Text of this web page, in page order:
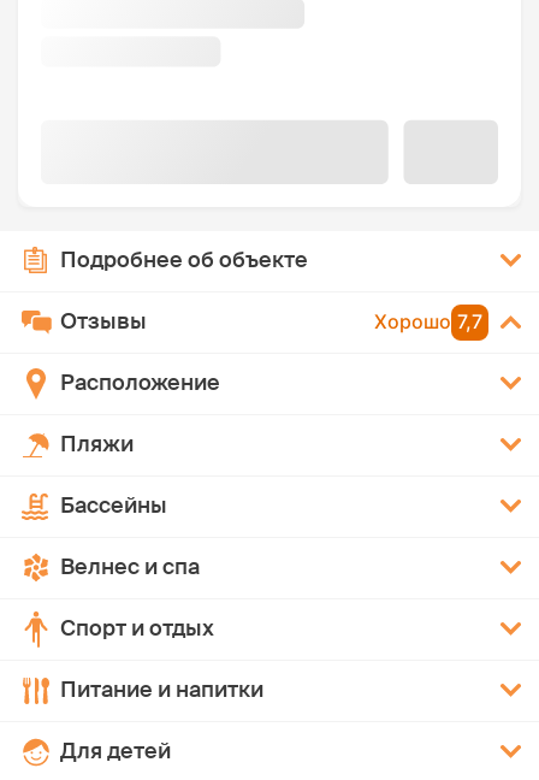
Подробнее об объекте
Отзывы Хорошо 7,7
Расположение
Пляжи
Бассейны
Велнес и спа
Спорт и отдых
Питание и напитки
Для детей